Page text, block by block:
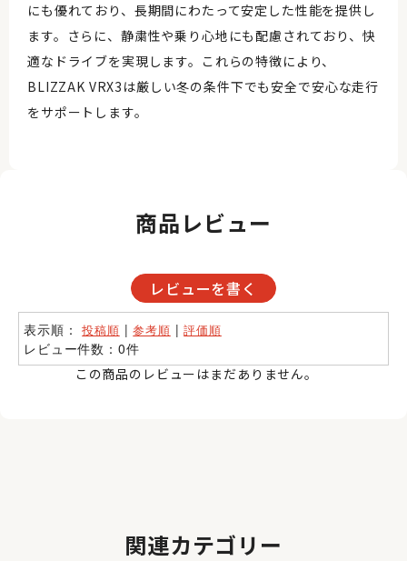
にも優れており、長期間にわたって安定した性能を提供し
ます。さらに、静粛性や乗り心地にも配慮されており、快
適なドライブを実現します。これらの特徴により、
BLIZZAK VRX3は厳しい冬の条件下でも安全で安心な走行
をサポートします。
商品レビュー
レビューを書く
表示順：投稿順 |参考順 |評価順
レビュー件数：0件
この商品のレビューはまだありません。
関連カテゴリー